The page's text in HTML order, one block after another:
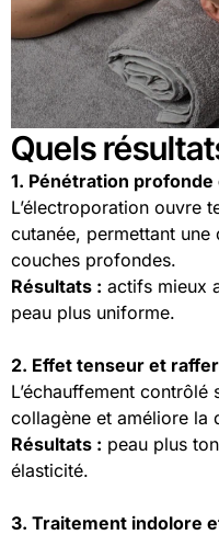
Quels
1. Pénétration
L’électroporation ouvre
cutanée, permettant
couches profondes.
Résultats : actifs mieux
peau plus uniforme.
2. Effet tenseur et
L’échauffement
collagène et améliore la
Résultats : peau plus
élasticité.
3. Traitement indolore